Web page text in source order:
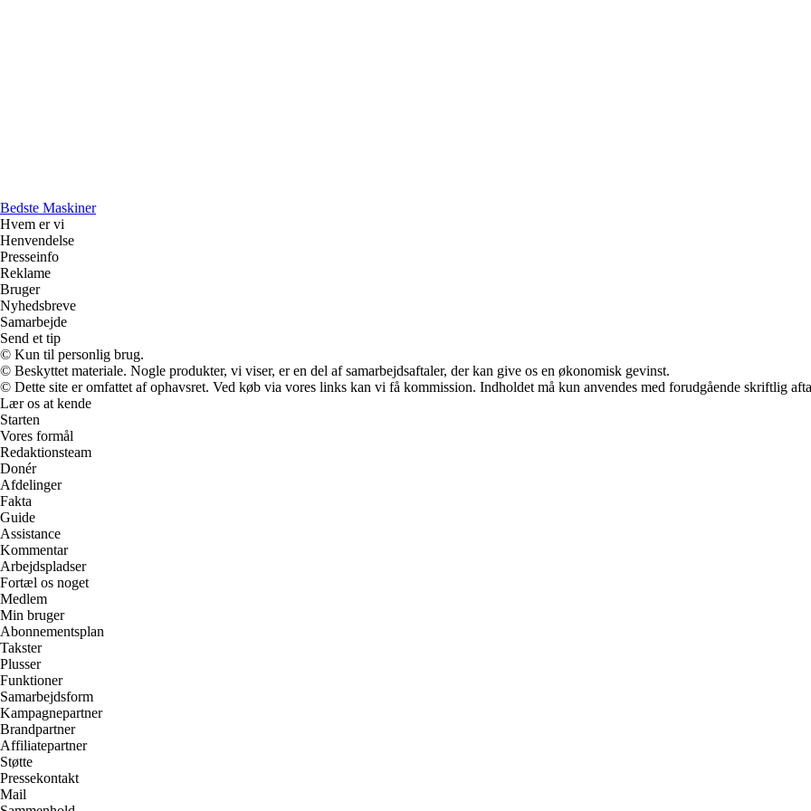
Bedste Maskiner
Hvem er vi
Henvendelse
Presseinfo
Reklame
Bruger
Nyhedsbreve
Samarbejde
Send et tip
© Kun til personlig brug.
© Beskyttet materiale. Nogle produkter, vi viser, er en del af samarbejdsaftaler, der kan give os en økonomisk gevinst.
© Dette site er omfattet af ophavsret. Ved køb via vores links kan vi få kommission. Indholdet må kun anvendes med forudgående skriftlig
Lær os at kende
Starten
Vores formål
Redaktionsteam
Donér
Afdelinger
Fakta
Guide
Assistance
Kommentar
Arbejdspladser
Fortæl os noget
Medlem
Min bruger
Abonnementsplan
Takster
Plusser
Funktioner
Samarbejdsform
Kampagnepartner
Brandpartner
Affiliatepartner
Støtte
Pressekontakt
Mail